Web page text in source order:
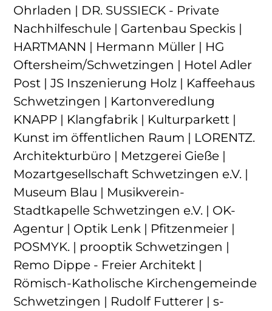
Ohrladen | DR. SUSSIECK - Private
Nachhilfeschule | Gartenbau Speckis |
HARTMANN | Hermann Müller | HG
Oftersheim/Schwetzingen | Hotel Adler
Post | JS Inszenierung Holz | Kaffeehaus
Schwetzingen | Kartonveredlung
KNAPP | Klangfabrik | Kulturparkett |
Kunst im öffentlichen Raum | LORENTZ.
Architekturbüro | Metzgerei Gieße |
Mozartgesellschaft Schwetzingen e.V. |
Museum Blau | Musikverein-
Stadtkapelle Schwetzingen e.V. | OK-
Agentur | Optik Lenk | Pfitzenmeier |
POSMYK. | prooptik Schwetzingen |
Remo Dippe - Freier Architekt |
Römisch-Katholische Kirchengemeinde
Schwetzingen | Rudolf Futterer | s-